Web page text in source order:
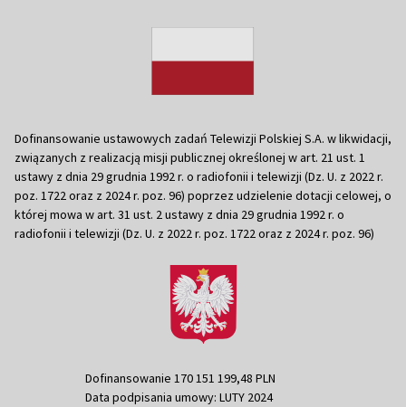
Dofinansowanie ustawowych zadań Telewizji Polskiej S.A. w likwidacji,
związanych z realizacją misji publicznej określonej w art. 21 ust. 1
ustawy z dnia 29 grudnia 1992 r. o radiofonii i telewizji (Dz. U. z 2022 r.
poz. 1722 oraz z 2024 r. poz. 96) poprzez udzielenie dotacji celowej, o
której mowa w art. 31 ust. 2 ustawy z dnia 29 grudnia 1992 r. o
radiofonii i telewizji (Dz. U. z 2022 r. poz. 1722 oraz z 2024 r. poz. 96)
Dofinansowanie 170 151 199,48 PLN
Data podpisania umowy: LUTY 2024